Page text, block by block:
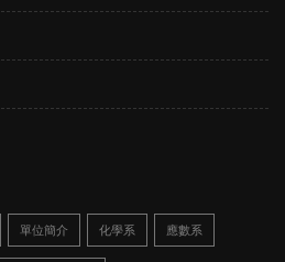
單位簡介 化學系 應數系